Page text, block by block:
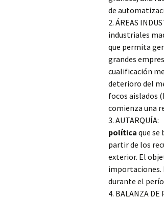
de
2. ÁREAS
industriales
que permita
grandes
cualificación
deterioro del
focos aislados
comienza una
3. AUTARQUÍA:
política que se
partir de los
exterior. El
importaciones.
durante el
4. BALANZA